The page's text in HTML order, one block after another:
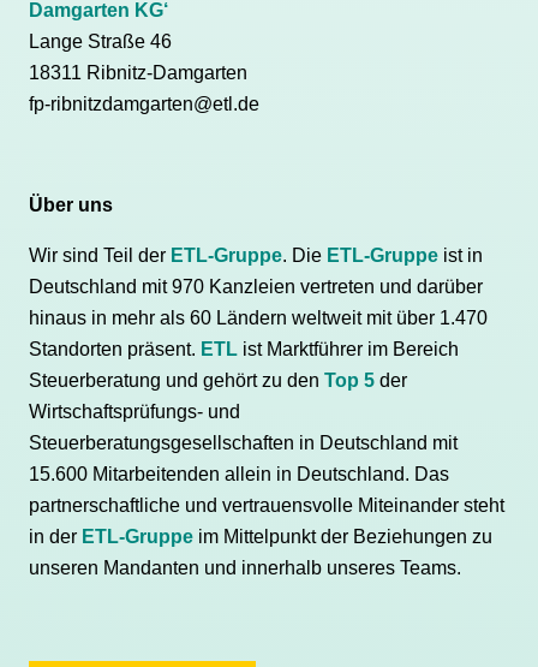
Damgarten KG‘
Lange Straße 46
18311 Ribnitz-Damgarten
fp-ribnitzdamgarten@etl.de
Über uns
Wir sind Teil der ETL-Gruppe. Die ETL-Gruppe ist in
Deutschland mit 970 Kanzleien vertreten und darüber
hinaus in mehr als 60 Ländern weltweit mit über 1.470
Standorten präsent. ETL ist Marktführer im Bereich
Steuerberatung und gehört zu den Top 5 der
Wirtschaftsprüfungs- und
Steuerberatungsgesellschaften in Deutschland mit
15.600 Mitarbeitenden allein in Deutschland. Das
partnerschaftliche und vertrauensvolle Miteinander steht
in der ETL-Gruppe im Mittelpunkt der Beziehungen zu
unseren Mandanten und innerhalb unseres Teams.